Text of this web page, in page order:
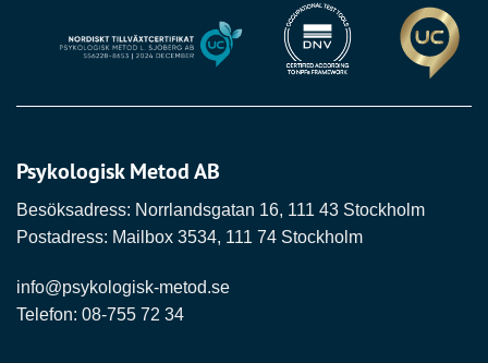
Psykologisk Metod AB
Besöksadress: Norrlandsgatan 16, 111 43 Stockholm
Postadress: Mailbox 3534, 111 74 Stockholm
info@psykologisk-metod.se
Telefon: 08-755 72 34